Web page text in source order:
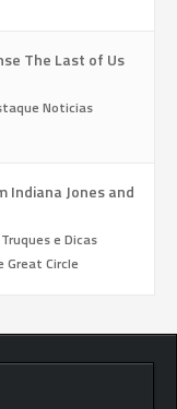
The Last of Us
Noticias
Indiana Jones and
e Dicas
Great Circle